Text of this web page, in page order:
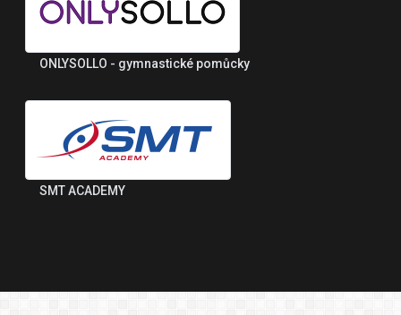
ONLYSOLLO - gymnastické pomůcky
SMT ACADEMY